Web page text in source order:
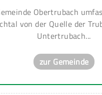
Obertrubach
von der Quelle der
Untertrubach...
zur Gemeinde